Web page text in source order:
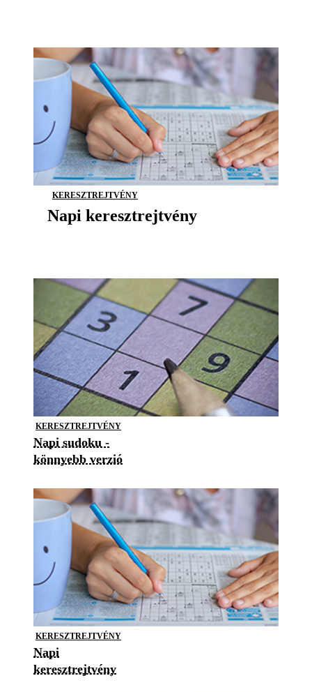
KERESZTREJTVÉNY
Napi keresztrejtvény
KERESZTREJTVÉNY
Napi sudoku -
könnyebb verzió
KERESZTREJTVÉNY
Napi
keresztrejtvény